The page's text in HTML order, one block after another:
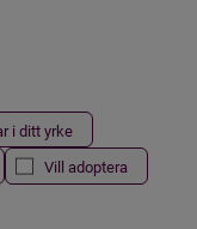
i ditt yrke
Vill adoptera